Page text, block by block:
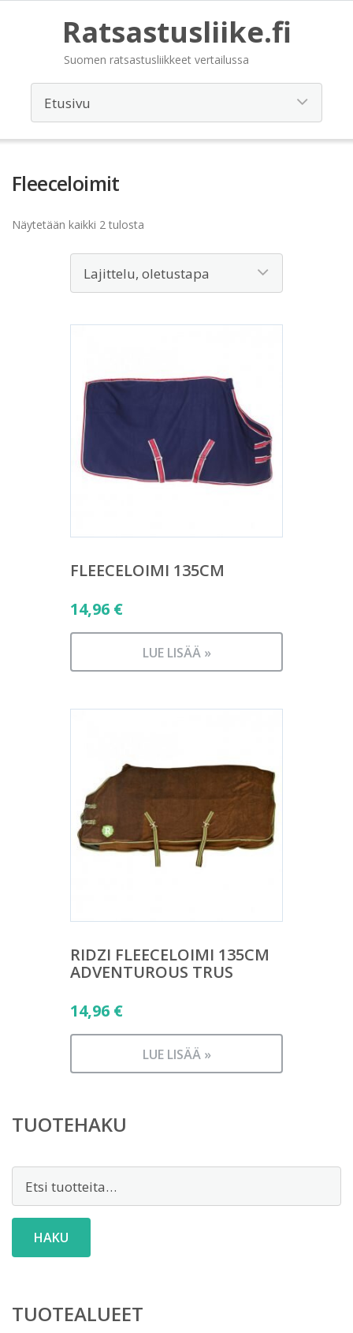
Ratsastusliike.fi
Suomen ratsastusliikkeet vertailussa
Fleeceloimit
Näytetään kaikki 2 tulosta
FLEECELOIMI 135CM
14,96 €
LUE LISÄÄ »
RIDZI FLEECELOIMI 135CM
ADVENTUROUS TRUS
14,96 €
LUE LISÄÄ »
TUOTEHAKU
HAKU
TUOTEALUEET